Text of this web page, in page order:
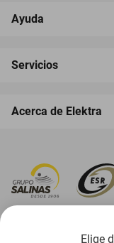
Elige
Ayuda
Servicios
Acerca de Elektra